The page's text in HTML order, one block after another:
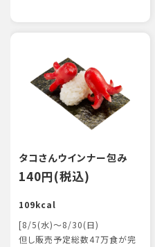
タコさんウインナー包み
140円(税込)
109kcal
[8/5(水)～8/30(日)
但し販売予定総数47万食が完